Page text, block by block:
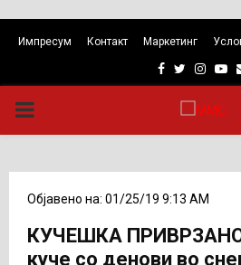
Импресум Контакт Маркетинг
Facebook
Twitter
PRIMARY
Објавено на: 01/25/19 9:13 AM
КУЧЕШКА
куче со денови во